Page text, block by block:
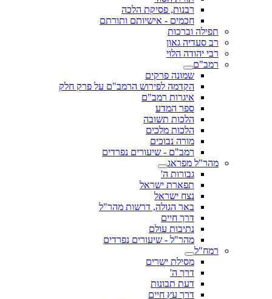
רבנות, פסיקת הלכה
חכמים - אישיותם ותורתם
תפילה וברכות
רב סעדיה גאון
רבי יהודה הלוי
רמב"ם
שמונה פרקים
הקדמה לפירוש הרמב"ם על פרק חלק
איגרות רמב"ם
ספר המדע
הלכות תשובה
הלכות מלכים
מורה נבוכים
רמב"ם - שיעורים נפרדים
מהר"ל מפראג
גבורות ה'
תפארת ישראל
נצח ישראל
באר הגולה, דרשות מהר"ל
דרך חיים
נתיבות עולם
מהר"ל - שיעורים נפרדים
רמח"ל
מסילת ישרים
דרך ה'
דעת תבונות
דרך עץ חיים